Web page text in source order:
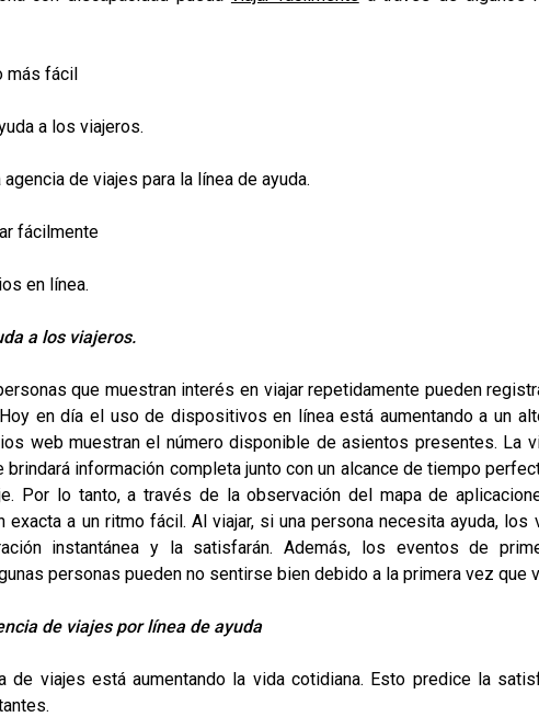
a los viajeros.
de viajes para la línea de ayuda.
fácilmente
en línea.
a los viajeros.
que muestran interés en viajar repetidamente pueden
Hoy en día el uso de dispositivos en línea está aumentando a un
web muestran el número disponible de asientos presentes. La
información completa junto con un alcance de tiempo
Por lo tanto, a través de la observación del mapa de
exacta a un ritmo fácil. Al viajar, si una persona necesita ayuda, los
instantánea y la satisfarán.Además, los eventos de
personas pueden no sentirse bien debido a la primera vez que
de viajes por línea de ayuda
de viajes está aumentando la vida cotidiana. Esto predice la